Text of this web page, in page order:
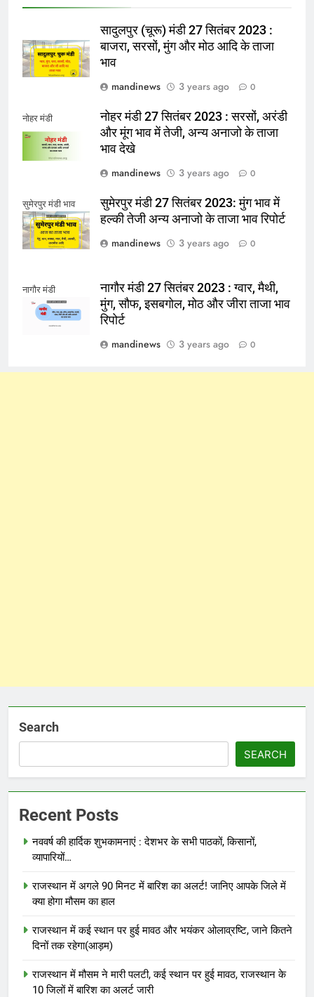
सादुलपुर (चूरू) मंडी 27 सितंबर 2023 :
बाजरा, सरसों, मुंग और मोठ आदि के ताजा
भाव
mandinews
3 years ago 0
नोहर मंडी
नोहर मंडी 27 सितंबर 2023 : सरसों, अरंडी
और मूंग भाव में तेजी, अन्य अनाजो के ताजा
भाव देखे
mandinews
3 years ago 0
सुमेरपुर मंडी भाव
सुमेरपुर मंडी 27 सितंबर 2023: मुंग भाव में
हल्की तेजी अन्य अनाजो के ताजा भाव रिपोर्ट
mandinews
3 years ago 0
नागौर मंडी
नागौर मंडी 27 सितंबर 2023 : ग्वार, मैथी,
मुंग, सौफ, इसबगोल, मोठ और जीरा ताजा भाव
रिपोर्ट
mandinews
3 years ago 0
Search
SEARCH
Recent Posts
नववर्ष की हार्दिक शुभकामनाएं : देशभर के सभी पाठकों, किसानों,
व्यापारियों…
राजस्थान में अगले 90 मिनट में बारिश का अलर्ट! जानिए आपके जिले में
क्या होगा मौसम का हाल
राजस्थान में कई स्थान पर हुई मावठ और भयंकर ओलाव्रष्टि, जाने कितने
दिनों तक रहेगा(आड़म)
राजस्थान में मौसम ने मारी पलटी, कई स्थान पर हुई मावठ, राजस्थान के
10 जिलों में बारिश का अलर्ट जारी